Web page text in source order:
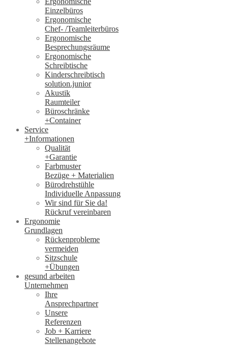
Einzelbüros
Ergonomische
Chef- /Teamleiterbüros
Ergonomische
Besprechungsräume
Ergonomische
Schreibtische
Kinderschreibtisch
solution.junior
Akustik
Raumteiler
Büroschränke
+Container
Service
+Informationen
Qualität
+Garantie
Farbmuster
Bezüge + Materialien
Bürodrehstühle
Individuelle Anpassung
Wir sind für Sie da!
Rückruf vereinbaren
Ergonomie
Grundlagen
Rückenprobleme
vermeiden
Sitzschule
+Übungen
gesund arbeiten
Unternehmen
Ihre
Ansprechpartner
Unsere
Referenzen
Job + Karriere
Stellenangebote